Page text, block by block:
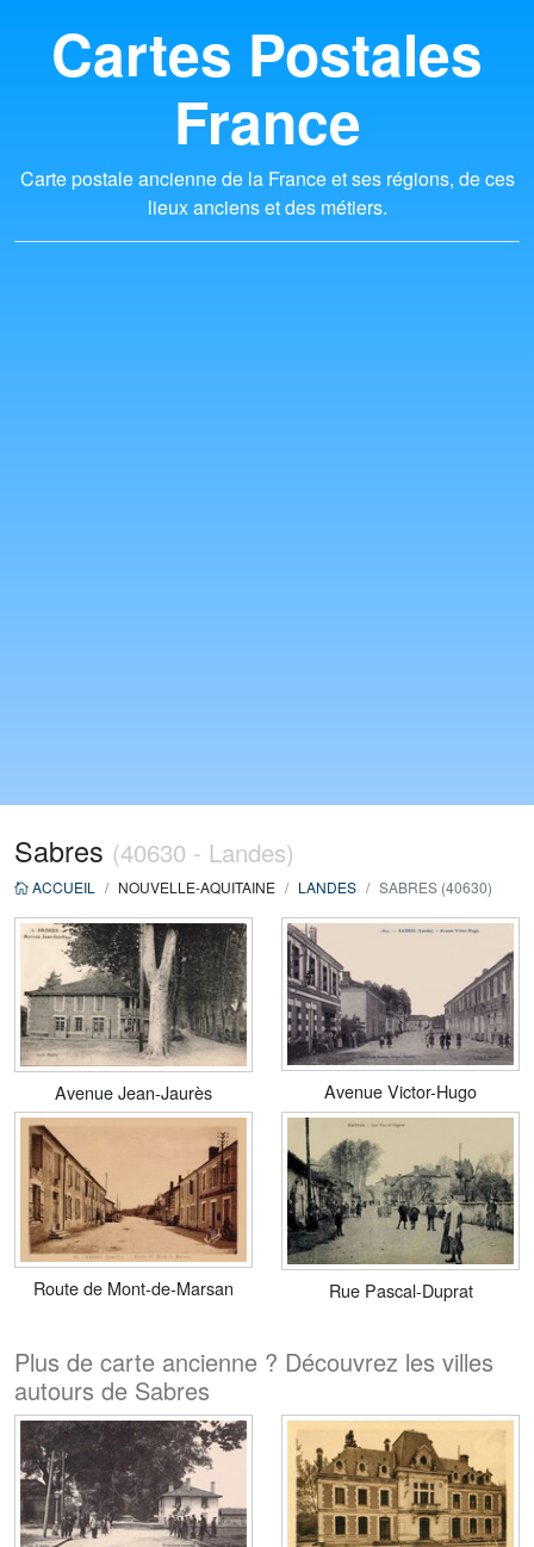
Cartes Postales
France
Carte postale ancienne de la France et ses régions, de ces
lieux anciens et des métiers.
Sabres (40630 - Landes)
ACCUEIL NOUVELLE-AQUITAINE LANDES SABRES (40630)
Avenue Jean-Jaurès Avenue Victor-Hugo
Route de Mont-de-Marsan Rue Pascal-Duprat
Plus de carte ancienne ? Découvrez les villes
autours de Sabres